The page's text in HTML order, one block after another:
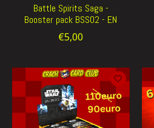
Battle Spirits Saga -
Booster pack BSS02 - EN
€5,00